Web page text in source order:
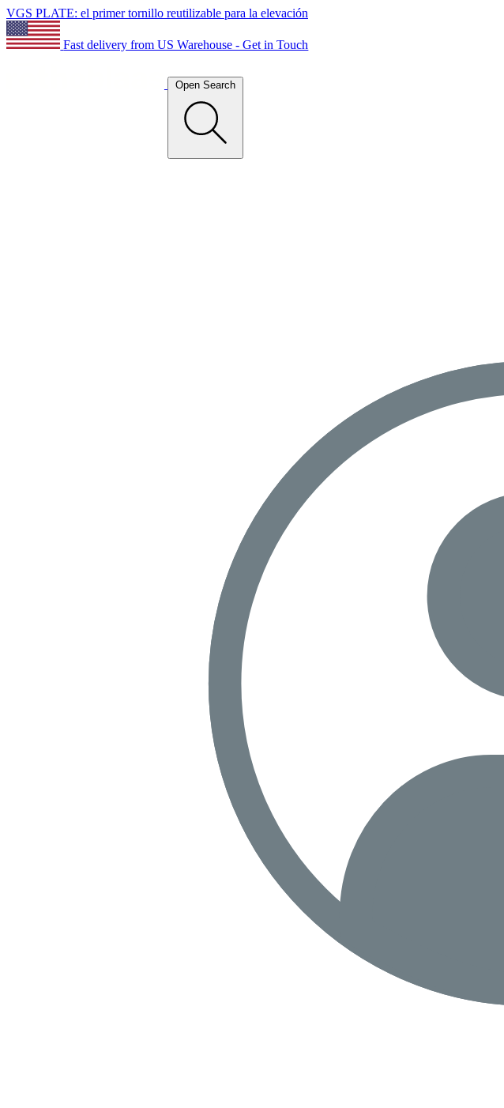
VGS PLATE: el primer tornillo reutilizable para la elevación
Fast delivery from US Warehouse - Get in Touch
Open Search